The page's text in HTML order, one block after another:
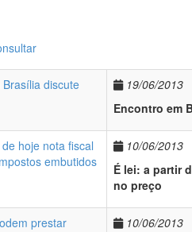
19/06/2013
Encontro em
10/06/2013
É lei: a partir
no preço
10/06/2013